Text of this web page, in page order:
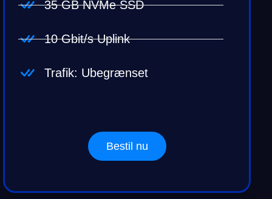
35 GB NVMe SSD
10 Gbit/s Uplink
Trafik: Ubegrænset
Bestil nu